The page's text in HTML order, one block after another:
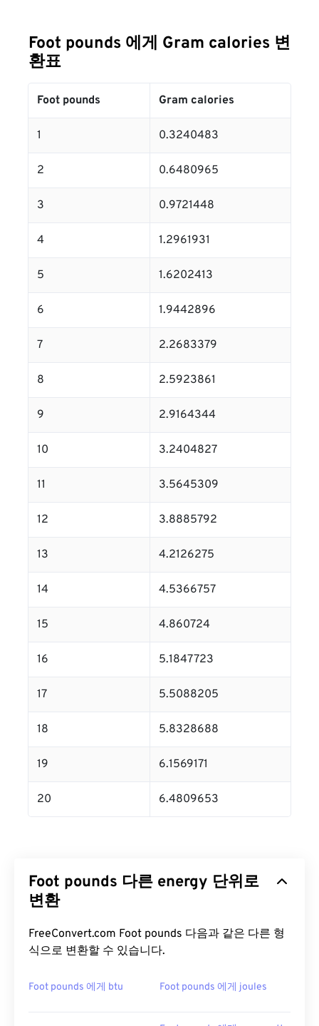
Foot pounds 에게 Gram calories 변
환표
Foot pounds Gram calories
1 0.3240483
2 0.6480965
3 0.9721448
4 1.2961931
5 1.6202413
6 1.9442896
7 2.2683379
8 2.5923861
9 2.9164344
10 3.2404827
11 3.5645309
12 3.8885792
13 4.2126275
14 4.5366757
15 4.860724
16 5.1847723
17 5.5088205
18 5.8328688
19 6.1569171
20 6.4809653
Foot pounds 다른 energy 단위로
변환
FreeConvert.com Foot pounds 다음과 같은 다른 형
식으로 변환할 수 있습니다.
Foot pounds 에게 btu Foot pounds 에게 joules